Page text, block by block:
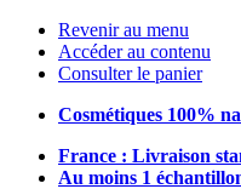
Revenir au menu
Accéder au contenu
Consulter le panier
Cosmétiques 100%
France : Livraison
Au moins 1